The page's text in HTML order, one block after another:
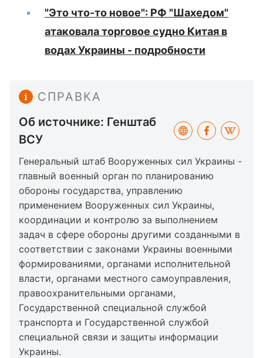
"Это что-то новое": РФ "Шахедом"
атаковала торговое судно Китая в
водах Украины - подробности
СПРАВКА
Об источнике: Генштаб
ВСУ
Генеральный штаб Вооруженных сил Украины -
главный военный орган по планированию
обороны государства, управлению
применением Вооруженных сил Украины,
координации и контролю за выполнением
задач в сфере обороны другими созданными в
соответствии с законами Украины военными
формированиями, органами исполнительной
власти, органами местного самоуправления,
правоохранительными органами,
Государственной специальной службой
транспорта и Государственной службой
специальной связи и защиты информации
Украины.